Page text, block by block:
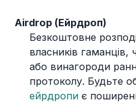
Airdrop (Ейрдроп)
Безкоштовне
власників
або винагороди
протоколу. Будьте
ейрдропи є